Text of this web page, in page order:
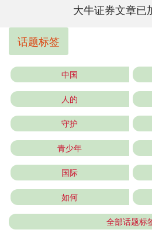
大牛证券文章已
话题标签
中国
人的
守护
青少年
国际
如何
全部话题标